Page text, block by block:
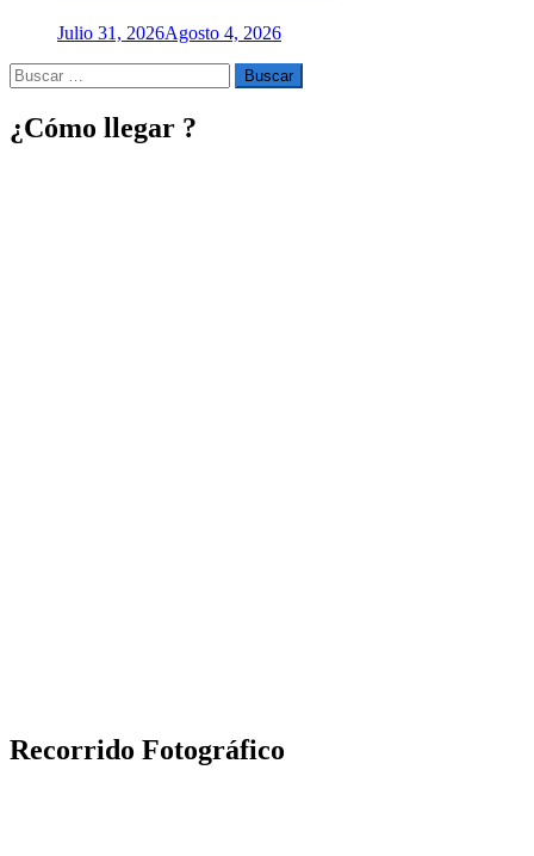
Julio 31, 2026Agosto 4, 2026
Buscar
por:
¿Cómo llegar ?
Recorrido Fotográfico